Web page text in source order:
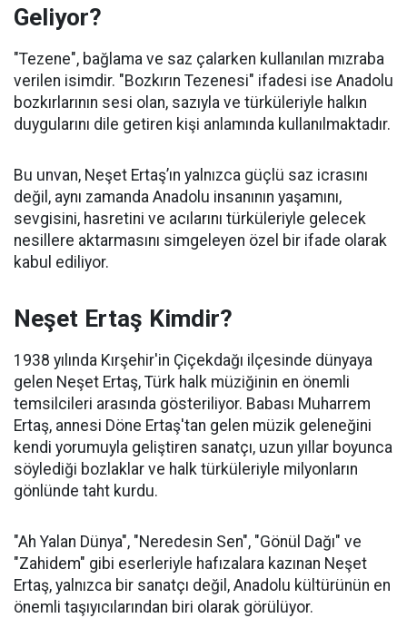
Geliyor?
"Tezene", bağlama ve saz çalarken kullanılan mızraba
verilen isimdir. "Bozkırın Tezenesi" ifadesi ise Anadolu
bozkırlarının sesi olan, sazıyla ve türküleriyle halkın
duygularını dile getiren kişi anlamında kullanılmaktadır.
Bu unvan, Neşet Ertaş’ın yalnızca güçlü saz icrasını
değil, aynı zamanda Anadolu insanının yaşamını,
sevgisini, hasretini ve acılarını türküleriyle gelecek
nesillere aktarmasını simgeleyen özel bir ifade olarak
kabul ediliyor.
Neşet Ertaş Kimdir?
1938 yılında Kırşehir'in Çiçekdağı ilçesinde dünyaya
gelen Neşet Ertaş, Türk halk müziğinin en önemli
temsilcileri arasında gösteriliyor. Babası Muharrem
Ertaş, annesi Döne Ertaş'tan gelen müzik geleneğini
kendi yorumuyla geliştiren sanatçı, uzun yıllar boyunca
söylediği bozlaklar ve halk türküleriyle milyonların
gönlünde taht kurdu.
"Ah Yalan Dünya", "Neredesin Sen", "Gönül Dağı" ve
"Zahidem" gibi eserleriyle hafızalara kazınan Neşet
Ertaş, yalnızca bir sanatçı değil, Anadolu kültürünün en
önemli taşıyıcılarından biri olarak görülüyor.